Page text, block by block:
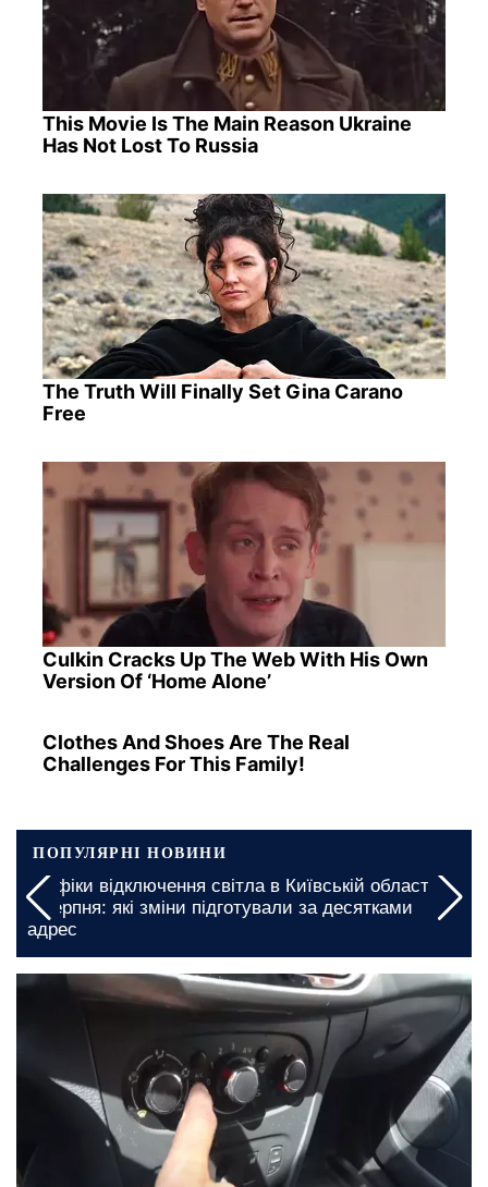
This Movie Is The Main Reason Ukraine
Has Not Lost To Russia
The Truth Will Finally Set Gina Carano
Free
Culkin Cracks Up The Web With His Own
Version Of ‘Home Alone’
Clothes And Shoes Are The Real
Challenges For This Family!
ПОПУЛЯРНІ НОВИНИ
Миколаївську область закликали підготуватися:
графіки відключення світла на 5 та 6 серпня
введено на довгі години
14 березня, 10:16